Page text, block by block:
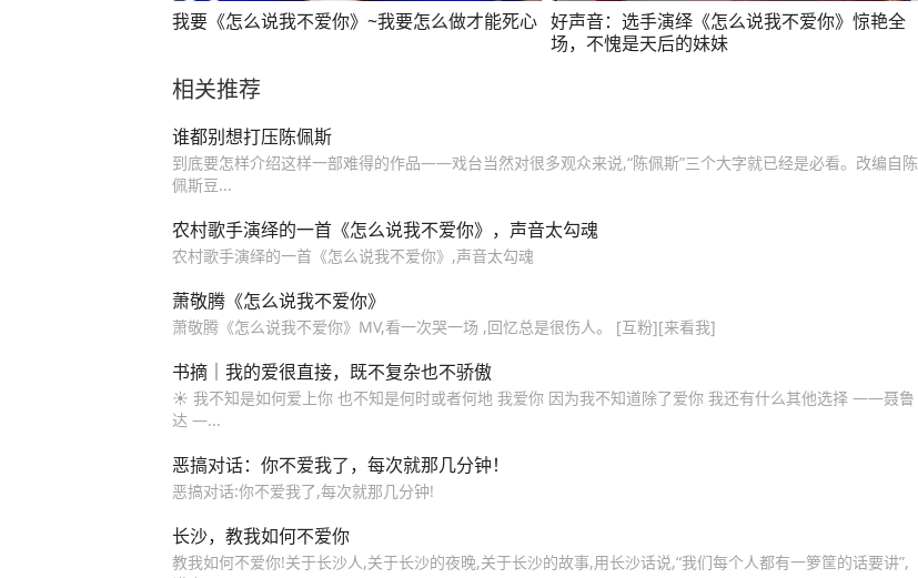
我要《怎么说我不爱你》~我要怎么做才能死心 好声音：选手演绎《怎么说我不爱你》惊艳全
场，不愧是天后的妹妹
相关推荐
谁都别想打压陈佩斯
到底要怎样介绍这样一部难得的作品——戏台当然对很多观众来说,“陈佩斯”三个大字就已经是必看。改编自陈
佩斯豆...
农村歌手演绎的一首《怎么说我不爱你》，声音太勾魂
农村歌手演绎的一首《怎么说我不爱你》,声音太勾魂
萧敬腾《怎么说我不爱你》
萧敬腾《怎么说我不爱你》MV,看一次哭一场 ,回忆总是很伤人。 [互粉][来看我]
书摘｜我的爱很直接，既不复杂也不骄傲
☀️ 我不知是如何爱上你 也不知是何时或者何地 我爱你 因为我不知道除了爱你 我还有什么其他选择 ——聂鲁
达 —...
恶搞对话：你不爱我了，每次就那几分钟！
恶搞对话:你不爱我了,每次就那几分钟!
长沙，教我如何不爱你
教我如何不爱你!关于长沙人,关于长沙的夜晚,关于长沙的故事,用长沙话说,“我们每个人都有一箩筐的话要讲”,